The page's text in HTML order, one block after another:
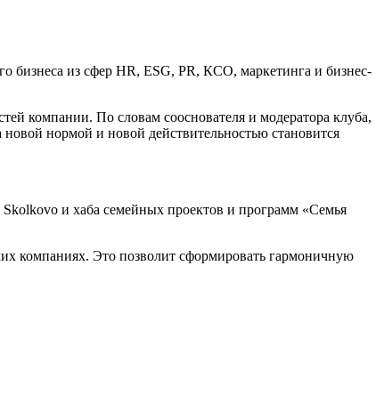
бизнеса из сфер HR, ESG, PR, КСО, маркетинга и бизнес-
компании. По словам сооснователя и модератора клуба,
нормой и новой действительностью становится
Skolkovo и хаба семейных проектов и программ «Семья
компаниях. Это позволит сформировать гармоничную